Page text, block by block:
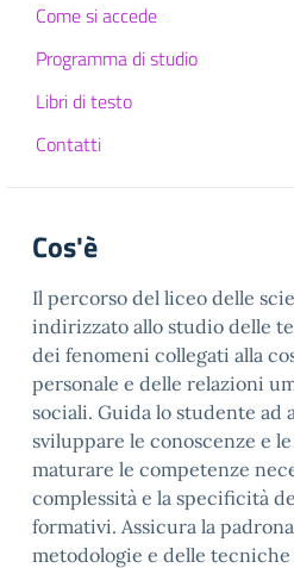
Come si accede
Programma di studio
Libri di testo
Contatti
Cos'è
Il percorso del liceo delle
indirizzato allo studio delle
dei fenomeni collegati alla
personale e delle relazioni
sociali. Guida lo studente ad
sviluppare le conoscenze e
maturare le competenze
complessità e la specificità
formativi. Assicura la
metodologie e delle